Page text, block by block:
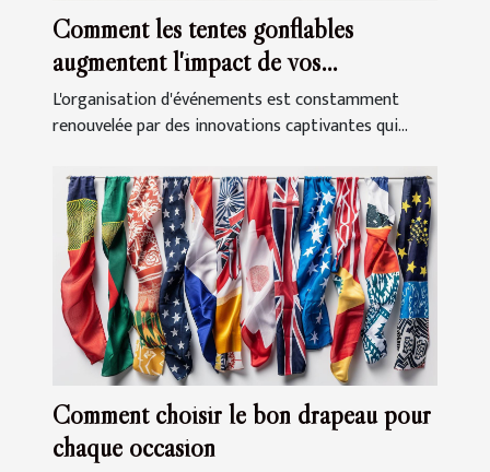
Comment les tentes gonflables
augmentent l'impact de vos
événements
L'organisation d'événements est constamment
renouvelée par des innovations captivantes qui...
Comment choisir le bon drapeau pour
chaque occasion